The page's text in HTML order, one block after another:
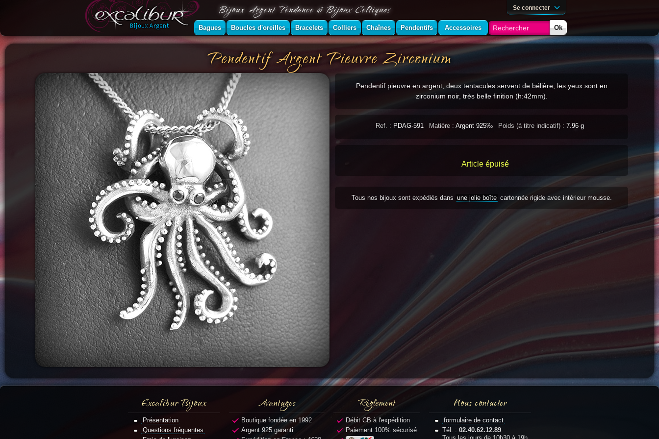
Pendentif Argent Pieuvre Zirconium
Pendentif pieuvre en argent, deux tentacules servent de bélière, les yeux sont en
zirconium noir, très belle finition (h:42mm).
Ref. : PDAG-591 Matière : Argent 925‰ Poids (á titre indicatif) : 7.96 g
Article épuisé
Tous nos bijoux sont expédiés dans une jolie boîte cartonnée rigide avec intérieur mousse.
Excalibur Bijoux
Présentation
Questions fréquentes
Avantages
Boutique fondée en 1992
Argent 925 garanti
Règlement
Débit CB à l'expédition
Paiement 100% sécurisé
Nous contacter
formulaire de contact
Tél. : 02.40.62.12.89
Bijoux Argent Tendance & Bijoux Celtiques Se connecter
Bagues Boucles d'oreilles Bracelets Colliers Chaînes Pendentifs Accessoires Ok